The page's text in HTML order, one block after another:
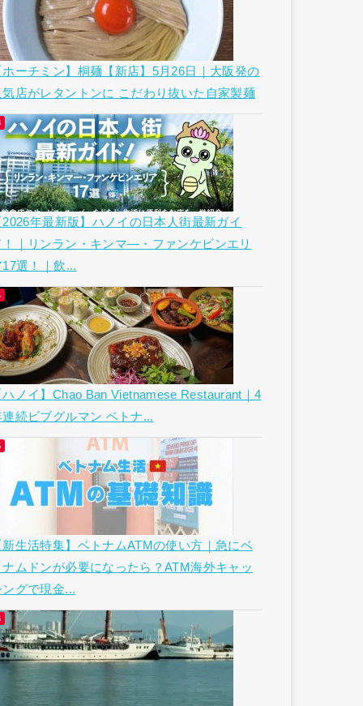
ホーチミン】桐麺【新店】5月26日｜大阪発の
気店がレタントンに こだわり抜いた自家製麺
2026年最新版】ハノイの日本人街最新ガイ
！｜リンラン・キンマ―・ファンケビンエリ
17選！｜飲...
ハノイ】Chao Ban Vietnamese Restaurant｜4
連続ビブグルマン ベトナ...
新生活特集】ベトナムATMの使い方｜急にベ
ナムドンが必要になったら？ATM海外キャッ
ングで現金...